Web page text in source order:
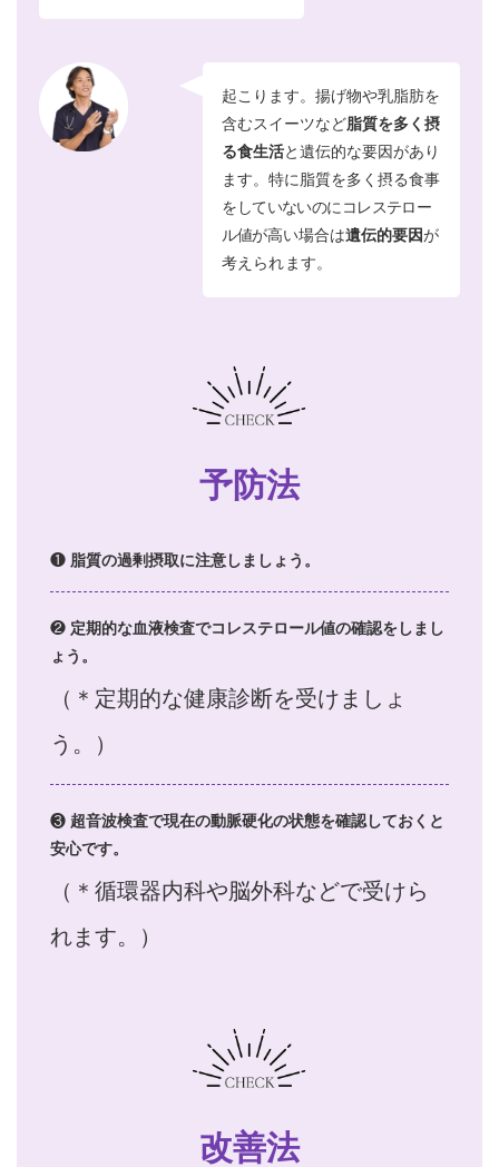
起こります。揚げ物や乳脂肪を
含むスイ ーツなど脂質を多く摂
る食生活と遺伝的な要因があり
ます。特に脂質を多く摂る食事
をしていないのにコレステロー
ル値が高い場合は遺伝的要因が
考えられます。
予防法
❶ 脂質の過剰摂取に注意しましょう。
❷ 定期的な血液検査でコレステロール値の確認をしまし
ょう。
（＊定期的な健康診断を受けましょ
う。）
❸ 超音波検査で現在の動脈硬化の状態を確認しておくと
安心です。
（＊循環器内科や脳外科などで受けら
れます。）
改善法